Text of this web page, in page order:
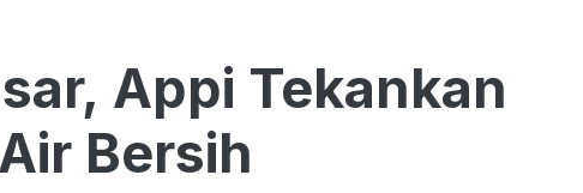
Appi Tekankan
Bersih